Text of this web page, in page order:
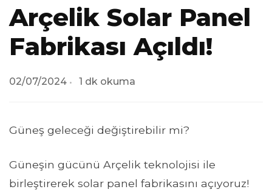
Arçelik Solar Panel
Fabrikası Açıldı!
02/07/2024 1 dk okuma
Güneş geleceği değiştirebilir mi?
Güneşin gücünü Arçelik teknolojisi ile
birleştirerek solar panel fabrikasını açıyoruz!